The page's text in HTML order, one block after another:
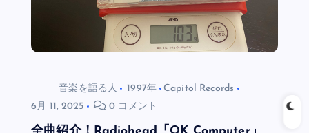
音楽を語る人 1997年
Capitol Records
6月 11, 2025
0 コメント